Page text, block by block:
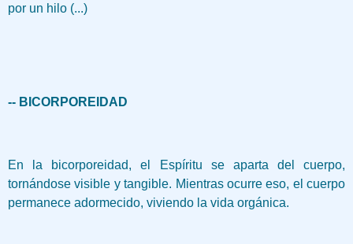
por un hilo (...)
-- BICORPOREIDAD
En la bicorporeidad, el Espíritu se aparta del cuerpo,
tornándose visible y tangible. Mientras ocurre eso, el cuerpo
permanece adormecido, viviendo la vida orgánica.